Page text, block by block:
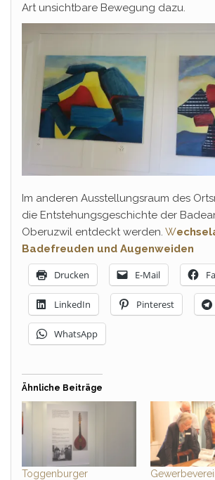
Art unsichtbare Bewegung dazu.
Im anderen Ausstellungsraum des
die Entstehungsgeschichte der
Oberuzwil entdeckt werden. W
Badefreuden und Augenweiden
Drucken E-Mail
LinkedIn Pinterest
WhatsApp
Ähnliche Beiträge
Toggenburger